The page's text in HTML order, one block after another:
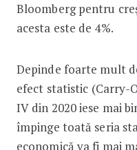
Bloomberg pentru
acesta este de 4%.
Depinde foarte mult
efect statistic (Carry-
IV din 2020 iese mai
împinge toată seria
economică va fi mai